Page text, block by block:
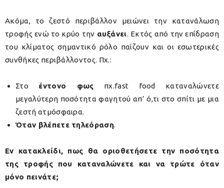
Ακόμα, το ζεστό περιβάλλον μειώνει την κατανάλωση
τροφής ενώ το κρύο την αυξάνει. Εκτός από την επίδραση
του κλίματος σημαντικό ρόλο παίζουν και οι εσωτερικές
συνθήκες περιβάλλοντος. Πχ.:
Στο έντονο φως πχ.fast food καταναλώνετε
μεγαλύτερη ποσότητα φαγητού απ’ ό,τι στο σπίτι με μια
ζεστή ατμόσφαιρα.
Όταν βλέπετε τηλεόραση.
Εν κατακλείδι, πως θα οριοθετήσετε την ποσότητα
της τροφής που καταναλώνετε και να τρώτε όταν
μόνο πεινάτε;